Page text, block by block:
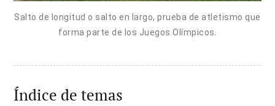
Salto de longitud o salto en largo, prueba de atletismo que
forma parte de los Juegos Olímpicos.
Índice de temas